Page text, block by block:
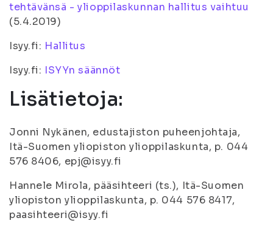
tehtävänsä - ylioppilaskunnan hallitus vaihtuu
(5.4.2019)
Isyy.fi: Hallitus
Isyy.fi: ISYYn säännöt
Lisätietoja:
Jonni Nykänen, edustajiston puheenjohtaja,
Itä-Suomen yliopiston ylioppilaskunta, p. 044
576 8406, epj@isyy.fi
Hannele Mirola, pääsihteeri (ts.), Itä-Suomen
yliopiston ylioppilaskunta, p. 044 576 8417,
paasihteeri@isyy.fi